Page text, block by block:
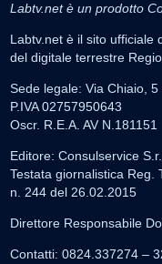
Labtv.net è un prodotto
Labtv.net è il sito ufficiale
del digitale terrestre
Sede legale: Via Chiaio,
P.IVA 02757950643
Oscr. R.E.A. AV N.181151
Editore: Consulservice
Testata giornalistica Reg.
n. 244 del 26.02.2015
Direttore Responsabile
Contatti: 0824.337274 –